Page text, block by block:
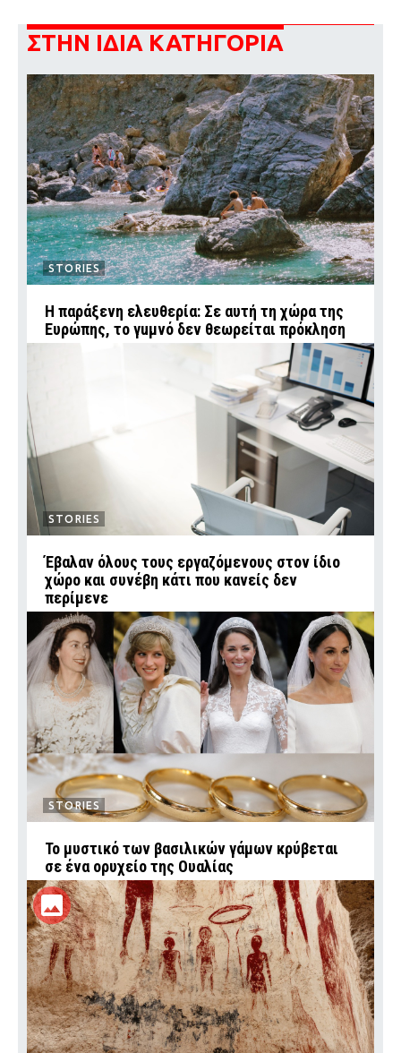
ΣΤΗΝ ΙΔΙΑ ΚΑΤΗΓΟΡΙΑ
STORIES
Η παράξενη ελευθερία: Σε αυτή τη χώρα της
Ευρώπης, το γuμνό δεν θεωρείται πρόκληση
STORIES
Έβαλαν όλους τους εργαζόμενους στον ίδιο
χώρο και συνέβη κάτι που κανείς δεν
περίμενε
STORIES
Το μυστικό των βασιλικών γάμων κρύβεται
σε ένα ορυχείο της Ουαλίας